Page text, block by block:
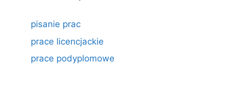
pisanie prac
prace licencjackie
prace podyplomowe